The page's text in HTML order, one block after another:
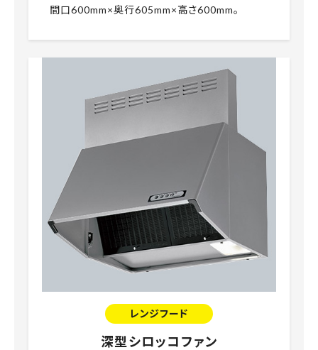
間口600mm×奥行605mm×高さ600mm。
レンジフード
深型シロッコファン